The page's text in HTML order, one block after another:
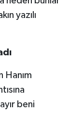
yazılı
Hanım
beni